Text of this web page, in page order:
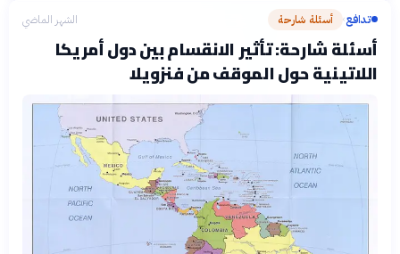
تدافع› أسئلة شارحة الشهر الماضي
أسئلة شارحة: تأثير الانقسام بين دول أمريكا
اللاتينية حول الموقف من فنزويلا